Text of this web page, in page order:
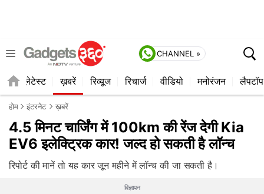
CHANNEL »
लेटेस्ट ख़बरें रिव्यूज रिचार्ज वीडियो मनोरंजन लैपटॉप
होम इंटरनेट ख़बरें
4.5 मिनट चार्जिंग में 100km की रेंज देगी Kia
EV6 इलेक्ट्रिक कार! जल्‍द हो सकती है लॉन्‍च
रिपोर्ट की मानें तो यह कार जून महीने में लॉन्‍च की जा सकती है।
विज्ञापन